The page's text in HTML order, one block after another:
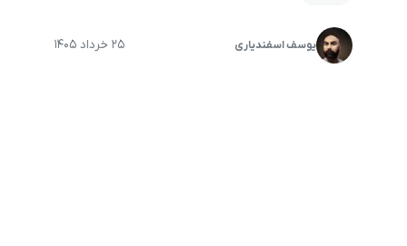
یوسف اسفندیاری 25 خرداد 1405